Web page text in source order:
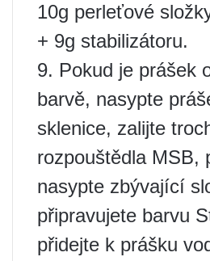
10g perleťové
+ 9g stabilizátoru.
9. Pokud je prášek
barvě, nasypte
sklenice, zalijte
rozpouštědla MSB,
nasypte zbývající
připravujete barvu
přidejte k prášku